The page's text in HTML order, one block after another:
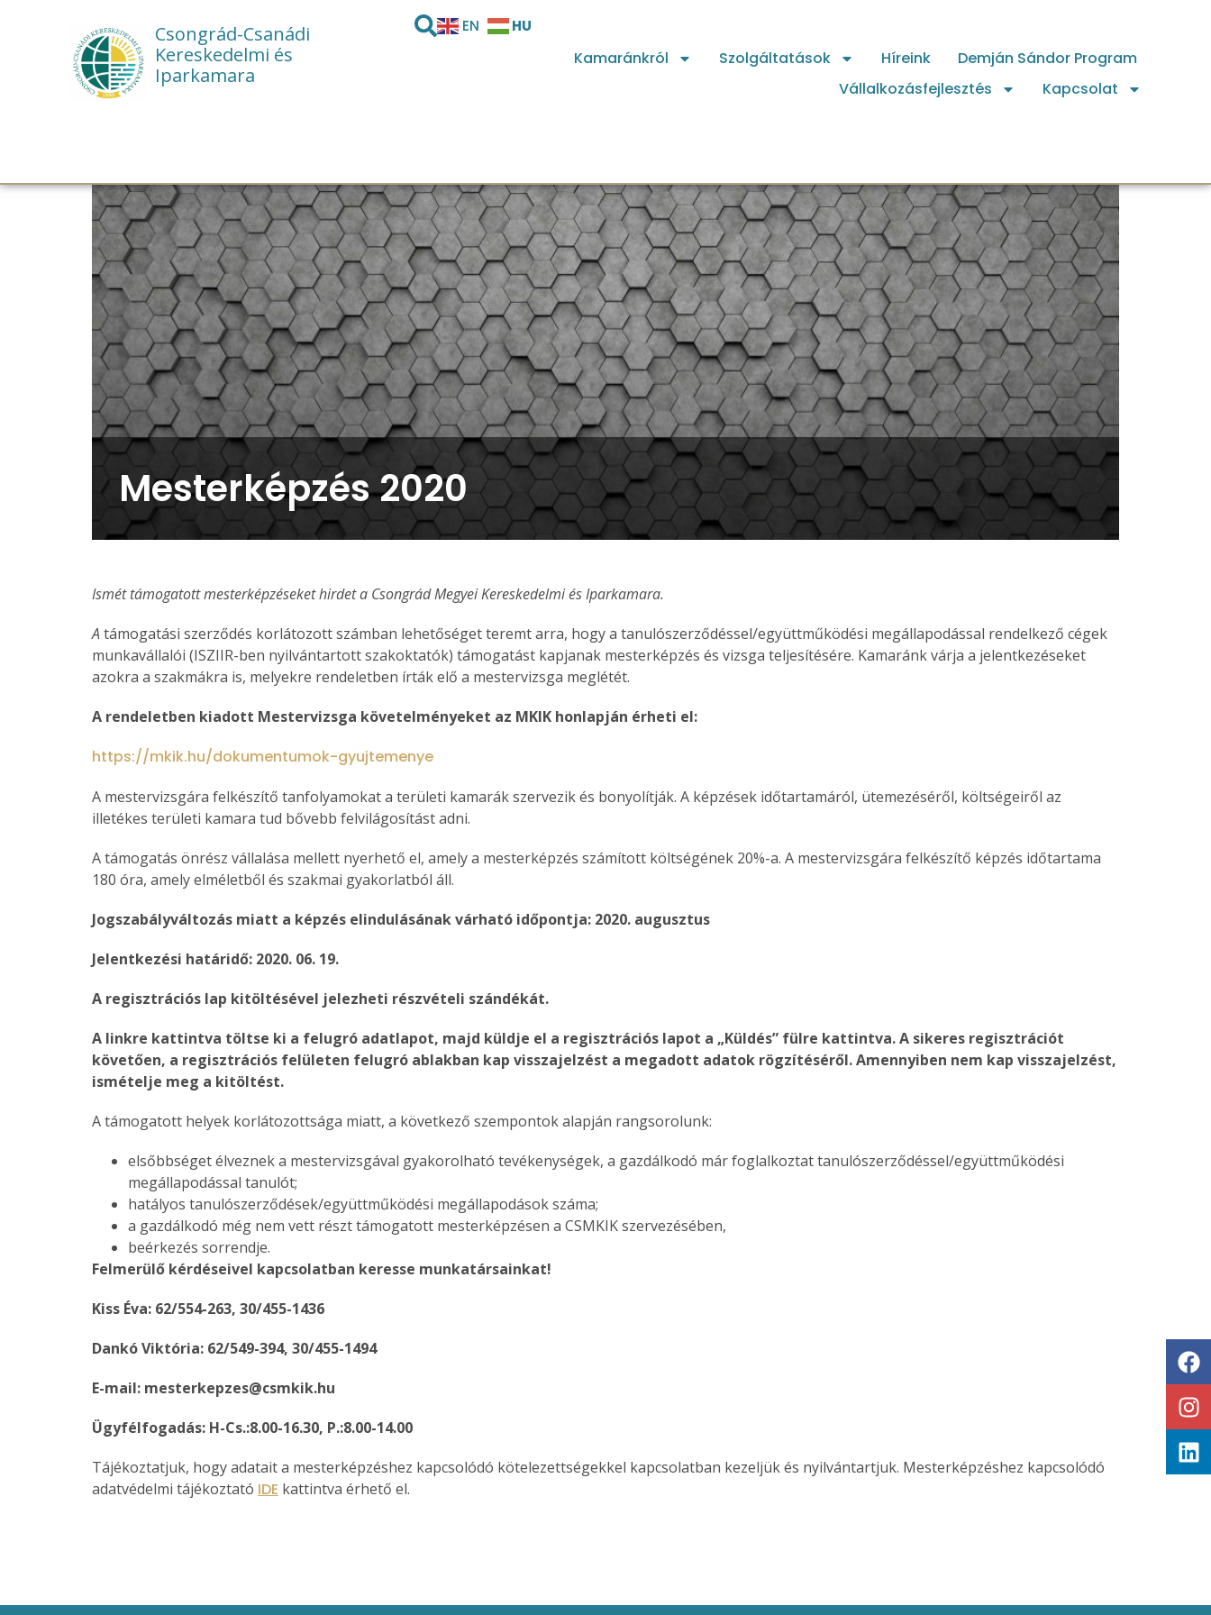
Csongrád-Csanádi
Kereskedelmi és
Iparkamara
EN HU
Kamaránkról Szolgáltatások Híreink
Demján Sándor Program
Vállalkozásfejlesztés
Kapcsolat
Mesterképzés 2020
Ismét támogatott mesterképzéseket hirdet a Csongrád Megyei Kereskedelmi és Iparkamara.
A támogatási szerződés korlátozott számban lehetőséget teremt arra, hogy a tanulószerződéssel/együttműködési megállapodással rendelkező cégek
munkavállalói (ISZIIR-ben nyilvántartott szakoktatók) támogatást kapjanak mesterképzés és vizsga teljesítésére. Kamaránk várja a jelentkezéseket
azokra a szakmákra is, melyekre rendeletben írták elő a mestervizsga meglétét.
A rendeletben kiadott Mestervizsga követelményeket az MKIK honlapján érheti el:
https://mkik.hu/dokumentumok-gyujtemenye
A mestervizsgára felkészítő tanfolyamokat a területi kamarák szervezik és bonyolítják. A képzések időtartamáról, ütemezéséről, költségeiről az
illetékes területi kamara tud bővebb felvilágosítást adni.
A támogatás önrész vállalása mellett nyerhető el, amely a mesterképzés számított költségének 20%-a. A mestervizsgára felkészítő képzés időtartama
180 óra, amely elméletből és szakmai gyakorlatból áll.
Jogszabályváltozás miatt a képzés elindulásának várható időpontja: 2020. augusztus
Jelentkezési határidő: 2020. 06. 19.
A regisztrációs lap kitöltésével jelezheti részvételi szándékát.
A linkre kattintva töltse ki a felugró adatlapot, majd küldje el a regisztrációs lapot a „Küldés” fülre kattintva. A sikeres regisztrációt
követően, a regisztrációs felületen felugró ablakban kap visszajelzést a megadott adatok rögzítéséről. Amennyiben nem kap visszajelzést,
ismételje meg a kitöltést.
A támogatott helyek korlátozottsága miatt, a következő szempontok alapján rangsorolunk:
elsőbbséget élveznek a mestervizsgával gyakorolható tevékenységek, a gazdálkodó már foglalkoztat tanulószerződéssel/együttműködési
megállapodással tanulót;
hatályos tanulószerződések/együttműködési megállapodások száma;
a gazdálkodó még nem vett részt támogatott mesterképzésen a CSMKIK szervezésében,
beérkezés sorrendje.
Felmerülő kérdéseivel kapcsolatban keresse munkatársainkat!
Kiss Éva: 62/554-263, 30/455-1436
Dankó Viktória: 62/549-394, 30/455-1494
E-mail: mesterkepzes@csmkik.hu
Ügyfélfogadás: H-Cs.:8.00-16.30, P.:8.00-14.00
Tájékoztatjuk, hogy adatait a mesterképzéshez kapcsolódó kötelezettségekkel kapcsolatban kezeljük és nyilvántartjuk. Mesterképzéshez kapcsolódó
adatvédelmi tájékoztató IDE kattintva érhető el.